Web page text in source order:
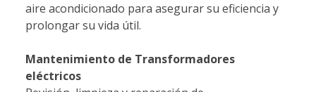
aire acondicionado para asegurar su eficiencia y
prolongar su vida útil.
Mantenimiento de Transformadores
eléctricos